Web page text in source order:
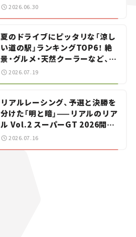
をお手伝い――ちょっとイケてるマ
2026.06.30
夏のドライブにピッタリな「涼し
い道の駅」ランキングTOP6！ 絶
景・グルメ・天然クーラーなど、避
暑におすすめのスポットを紹介
2026.07.19
リアルレーシング、予選と決勝を
分けた「明と暗」——リアルのリア
ル Vol.2 スーパーGT 2026開幕
戦 岡山国際サーキット
2026.07.16